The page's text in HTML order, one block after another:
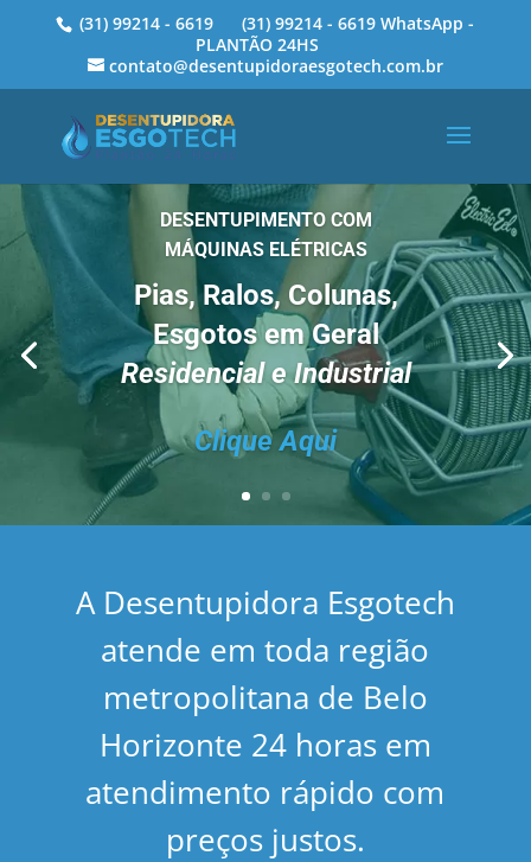
(31) 99214 - 6619 (31) 99214 - 6619 WhatsApp -
PLANTÃO 24HS
contato@desentupidoraesgotech.com.br
DESENTUPIMENTO COM
MÁQUINAS ELÉTRICAS
Pias, Ralos, Colunas,
Esgotos em Geral
Residencial e Industrial
Clique Aqui
A Desentupidora Esgotech
atende em toda região
metropolitana de Belo
Horizonte 24 horas em
atendimento rápido com
preços justos.